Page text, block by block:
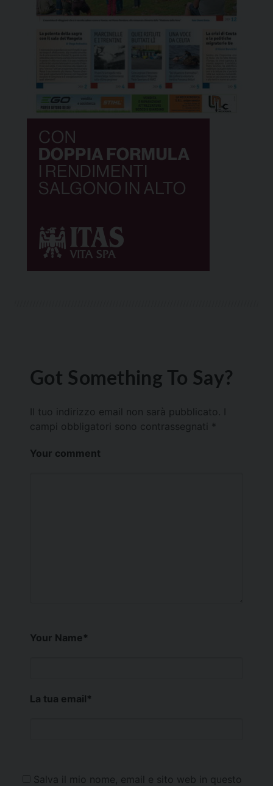
Got Something To Say?
Il tuo indirizzo email non sarà pubblicato.
campi obbligatori sono contrassegnati *
Your comment
Your Name*
La tua email*
Salva il mio nome, email e sito web in questo